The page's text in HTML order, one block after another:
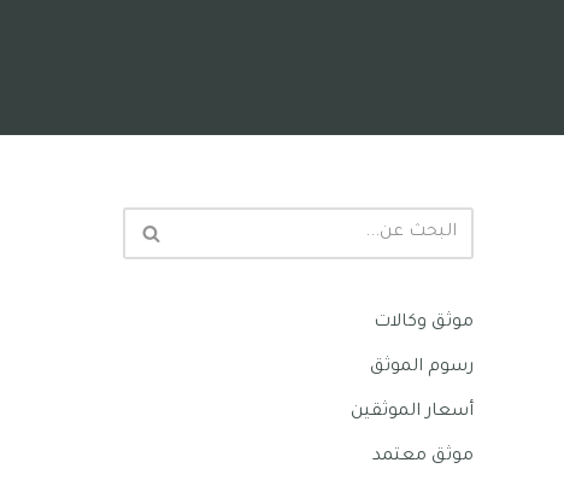
موثق وكالات
رسوم الموثق
أسعار الموثقين
موثق معتمد